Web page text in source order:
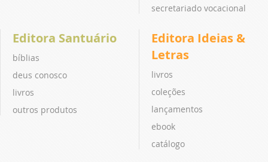
secretariado vocacional
Editora Santuário
bíblias
deus conosco
livros
outros produtos
Editora Ideias &
Letras
livros
coleções
lançamentos
ebook
catálogo